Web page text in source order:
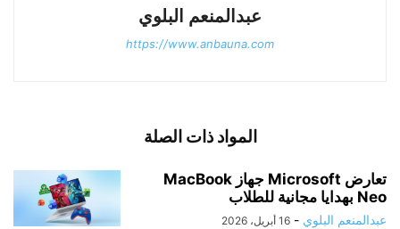
عبدالمنعم البلوي
https://www.anbauna.com
المواد ذات الصلة
تعارض Microsoft جهاز MacBook
Neo بهدايا مجانية للطلاب
عبدالمنعم البلوي - 16 أبريل، 2026